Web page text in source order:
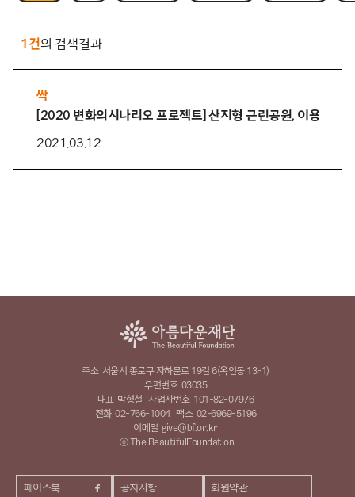
1건의 검색결과
싹
[2020 변화의시나리오 프로젝트] 산지형 근린공원, 이용의 공
2021.03.12
페이스북 공지사항 회원약관
주소 서울시 종로구 자하문로 19길 6(옥인동 13-1)
우편번호 03035
대표 박형철 사업자번호 101-82-07976
전화 02-766-1004 팩스 02-6969-5196
이메일 give@bf.or.kr
ⓒ The BeautifulFoundation.